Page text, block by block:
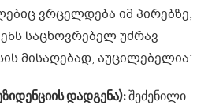
ვრცელდება იმ პირებზე,
საცხოვრებელ უძრავ
მისაღებად, აუცილებელია:
დადგენა):შეძენილი